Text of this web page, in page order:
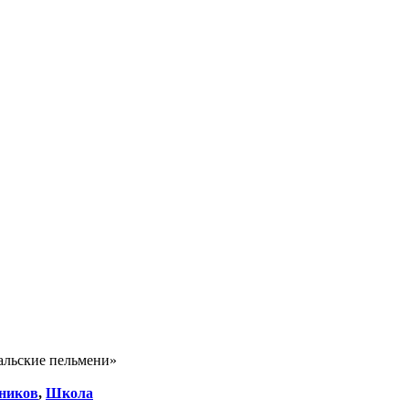
пельмени»
, Школа